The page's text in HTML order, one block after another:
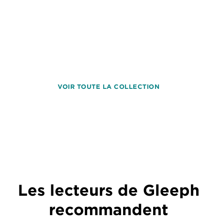
VOIR TOUTE LA COLLECTION
Les lecteurs de Gleeph
recommandent